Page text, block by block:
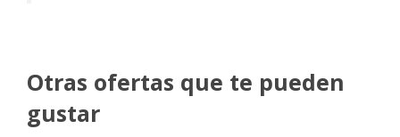
Otras ofertas que te pueden
gustar